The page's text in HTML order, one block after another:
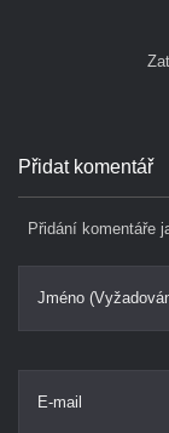
Přidat komentář
Přidání komentáře
Jméno
E-mail